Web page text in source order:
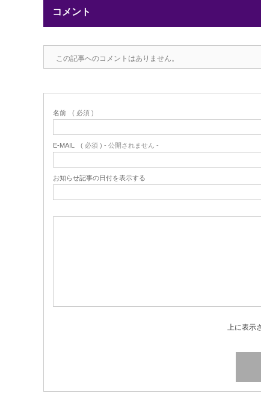
コメント
この記事へのコメントはありません。
名前 ( 必須 )
E-MAIL ( 必須 ) - 公開されません -
お知らせ記事の日付を表示する
上に表示